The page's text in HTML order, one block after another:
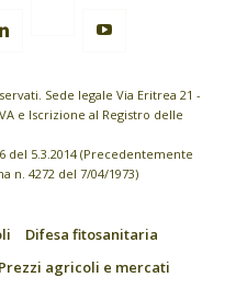
Sede legale Via Eritrea 21 -
e Iscrizione al Registro delle
del 5.3.2014 (Precedentemente
n. 4272 del 7/04/1973)
Difesa fitosanitaria
Prezzi agricoli e mercati